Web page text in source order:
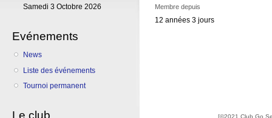
Samedi 3 Octobre 2026
Evénements
News
Liste des événements
Tournoi permanent
Le club
Membre depuis
12 années 3 jours
[©2021 Club Go